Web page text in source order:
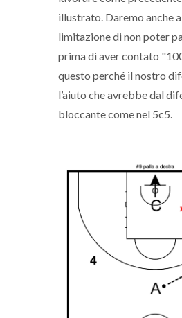
illustrato. Daremo anche
limitazione di non poter
prima di aver contato
questo perché il nostro
l’aiuto che avrebbe dal
bloccante come nel 5c5.